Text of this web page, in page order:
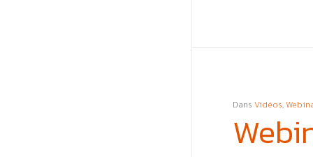
Dans Vidéos,